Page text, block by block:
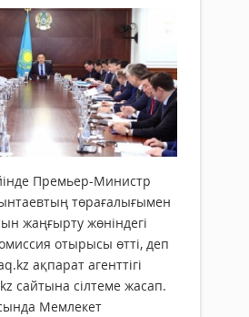
Премьер-Министр
төрағалығымен
жаңғырту жөніндегі
отырысы өтті, деп
ақпарат агенттігі
сайтына сілтеме жасап.
Мемлекет